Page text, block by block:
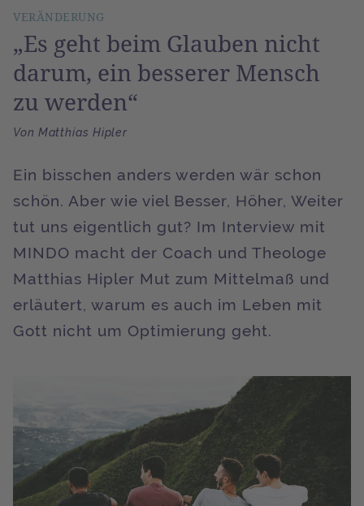
VERÄNDERUNG
„Es geht beim Glauben nicht
darum, ein besserer Mensch
zu werden“
Von Matthias Hipler
Ein bisschen anders werden wär schon
schön. Aber wie viel Besser, Höher, Weiter
tut uns eigentlich gut? Im Interview mit
MINDO macht der Coach und Theologe
Matthias Hipler Mut zum Mittelmaß und
erläutert, warum es auch im Leben mit
Gott nicht um Optimierung geht.